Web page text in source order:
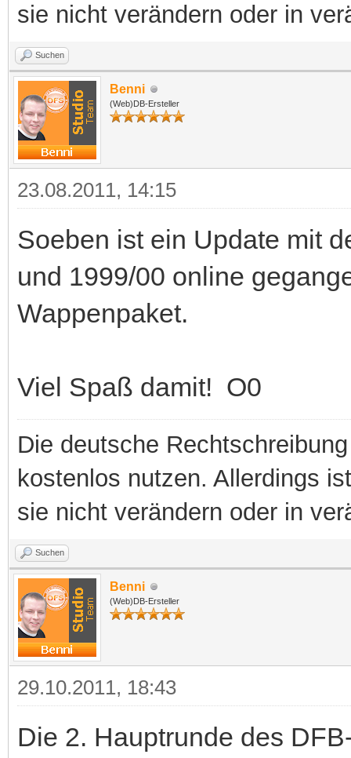
sie nicht verändern oder in
Suchen
Benni
(Web)DB-Ersteller
23.08.2011, 14:15
Soeben ist ein Update mit
und 1999/00 online
Wappenpaket.
Viel Spaß damit! O0
Die deutsche
kostenlos nutzen. Allerdings
sie nicht verändern oder in
Suchen
Benni
(Web)DB-Ersteller
29.10.2011, 18:43
Die 2. Hauptrunde des